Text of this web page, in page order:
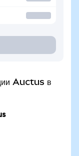
Auctus в